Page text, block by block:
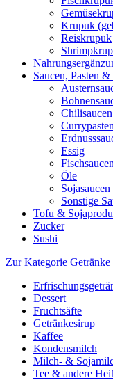
Krupuk
Reiskrupuk
Saucen, Pasten
Chilisaucen
Currypasten
Essig
Fischsaucen
Öle
Sojasaucen
Sonstige
Tofu &
Zucker
Sushi
Zur Kategorie Getränke
Dessert
Fruchtsäfte
Getränkesirup
Kaffee
Kondensmilch
Milch- &
Tee & andere